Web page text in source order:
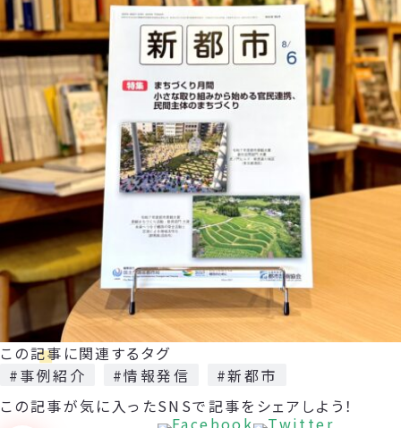
この記事に関連するタグ
#事例紹介
#情報発信
#新都市
この記事が気に入ったSNSで記事をシェアしよう！